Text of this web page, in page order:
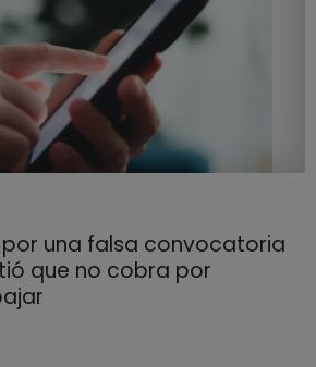
una falsa convocatoria
que no cobra por